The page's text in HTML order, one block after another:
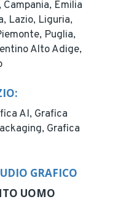
Campania, Emilia
Lazio, Liguria,
Puglia,
Alto Adige,
AI, Grafica
Grafica
GRAFICO
UOMO